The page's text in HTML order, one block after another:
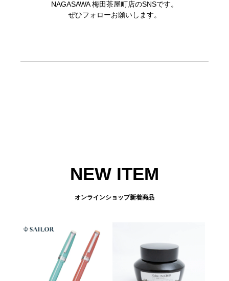
NAGASAWA 梅田茶屋町店のSNSです。
ぜひフォローお願いします。
NEW ITEM
オンラインショップ新着商品